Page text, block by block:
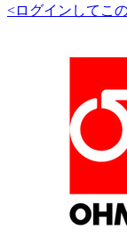
<ログインしてこ